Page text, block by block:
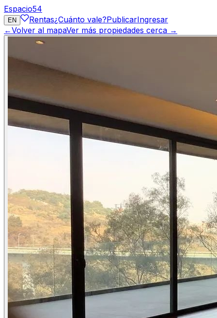
Espacio54
EN Rentas¿Cuánto vale?PublicarIngresar
←Volver al mapaVer más propiedades cerca →